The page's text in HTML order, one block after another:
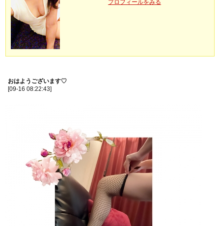
プロフィールをみる
おはようございます♡
[09-16 08:22:43]